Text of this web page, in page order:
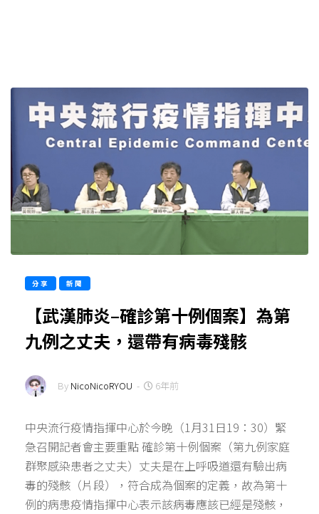
分享 新聞
【武漢肺炎–確診第十例個案】為第
九例之丈夫，還帶有病毒殘骸
By NicoNicoRYOU - 6年前
中央流行疫情指揮中心於今晚（1月31日19：30）緊
急召開記者會主要重點 確診第十例個案（第九例家庭
群聚感染患者之丈夫）丈夫是在上呼吸道還有驗出病
毒的殘骸（片段），符合成為個案的定義，故為第十
例的病患疫情指揮中心表示該病毒應該已經是殘骸，